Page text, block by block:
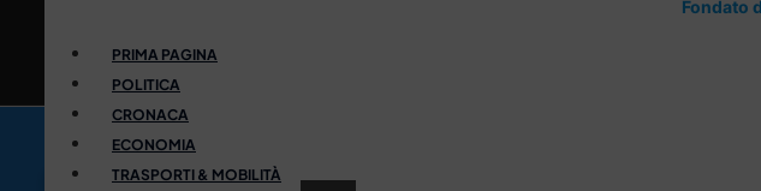
Fondato
PRIMA PAGINA
POLITICA
CRONACA
ECONOMIA
TRASPORTI & MOBILITÀ